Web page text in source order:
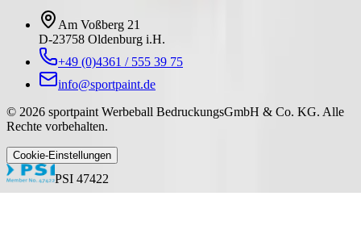
Am Voßberg 21
D-23758 Oldenburg i.H.
+49 (0)4361 / 555 39 75
info@sportpaint.de
© 2026 sportpaint Werbeball BedruckungsGmbH & Co. KG. Alle
Rechte vorbehalten.
Cookie-Einstellungen
PSI 47422